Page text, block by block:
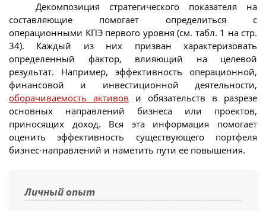
Декомпозиция стратегического показателя на
составляющие помогает определиться с
операционными КПЭ первого уровня (см. табл. 1 на стр.
34). Каждый из них призван характеризовать
определенный фактор, влияющий на целевой
результат. Например, эффективность операционной,
финансовой и инвестиционной деятельности,
оборачиваемость активов и обязательств в разрезе
основных направлений бизнеса или проектов,
приносящих доход. Вся эта информация помогает
оценить эффективность существующего портфеля
бизнес-направлений и наметить пути ее повышения.
Личный опыт